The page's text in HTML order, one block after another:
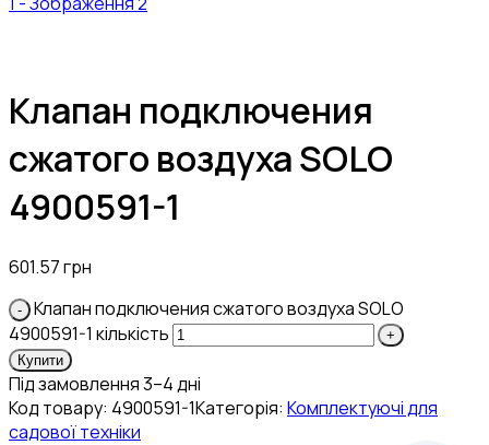
Клапан подключения
сжатого воздуха SOLO
4900591-1
601.57грн
Клапан подключения сжатого воздуха SOLO
4900591-1 кількість
Купити
Під замовлення 3–4 дні
Код товару: 4900591-1Категорія: Комплектуючі для
садової техніки